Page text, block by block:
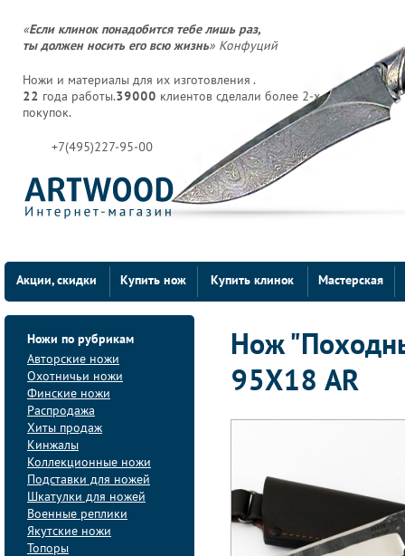
«Если клинок понадобится тебе лишь раз,
ты должен носить его всю жизнь» Конфуций
Ножи и материалы для их изготовления .
22 года работы.39000 клиентов сделали более 2-х
покупок.
+7(495)227-95-00
Акции, скидки Купить нож Купить клинок Мастерская
Ножи по рубрикам
Авторские ножи
Охотничьи ножи
Финские ножи
Распродажа
Хиты продаж
Кинжалы
Коллекционные ножи
Подставки для ножей
Шкатулки для ножей
Военные реплики
Якутские ножи
Топоры
Нож
95Х18 AR